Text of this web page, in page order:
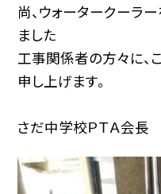
尚、ウォータークーラ
ました
工事関係者の方々に、
申し上げます。
さだ中学校ＰＴＡ会長